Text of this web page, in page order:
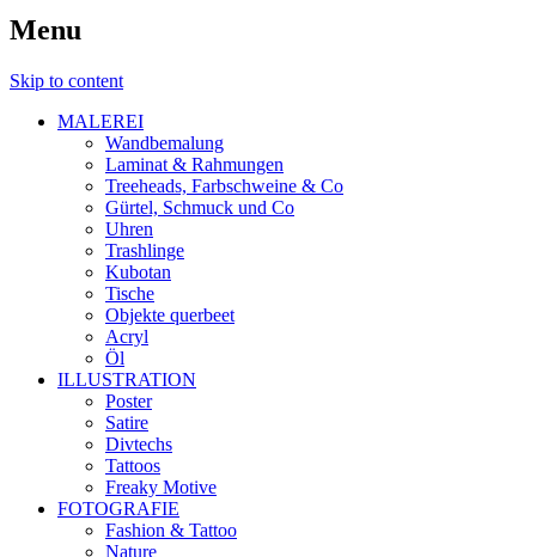
Menu
Skip to content
MALEREI
Wandbemalung
Laminat & Rahmungen
Treeheads, Farbschweine & Co
Gürtel, Schmuck und Co
Uhren
Trashlinge
Kubotan
Tische
Objekte querbeet
Acryl
Öl
ILLUSTRATION
Poster
Satire
Divtechs
Tattoos
Freaky Motive
FOTOGRAFIE
Fashion & Tattoo
Nature